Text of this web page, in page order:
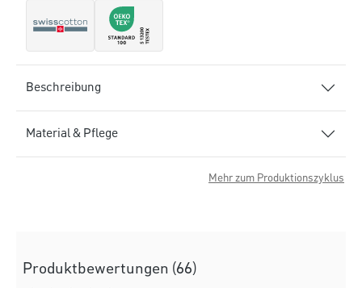
Beschreibung
Material & Pflege
Mehr zum Produktionszyklus
Produktbewertungen (66)